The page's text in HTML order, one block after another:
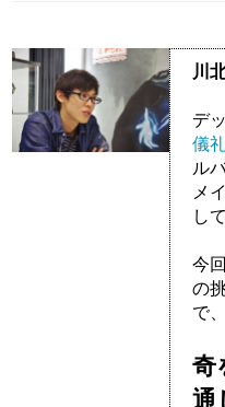
川
デ
儀
ル
メ
し
今
の
で、
奇
通